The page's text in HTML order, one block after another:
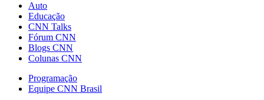
Auto
Educação
CNN Talks
Fórum CNN
Blogs CNN
Colunas CNN
Programação
Equipe CNN Brasil